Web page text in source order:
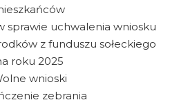
sprawie uchwalenia wniosku
z funduszu sołeckiego
roku 2025
wnioski
zebrania